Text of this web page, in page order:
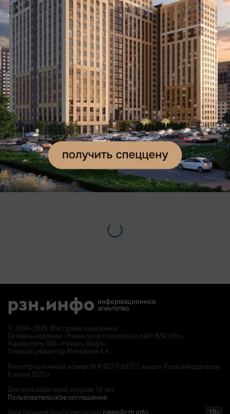
Напомним, в Рязанской области с 20:43действовала
беспилотная опасность. Ееотменилив 7:39 часов.
Ссылки по теме:
Угроза атаки БПЛА объявлена на территории
Рязанской области
В Рязанской области объявили отбой угрозы БПЛА
Подписывайтесь на наш канал вTelegram и будьте в
курсе главных новостей
информационное
агентство
© 2004–2026. Все права защищены.
Сетевое издание «Рязанский городской сайт RZN.info»
Учредитель ООО «Рязань-Инфо»
Главный редактор Михайлов А.А.
Регистрационный номер Эл № ФС77-85377, выдан Роскомнадзором
6 июня 2023 г.
Для пользователей старше 18 лет
Пользовательское соглашение
Электронная почта редакции news@rzn.info 18+